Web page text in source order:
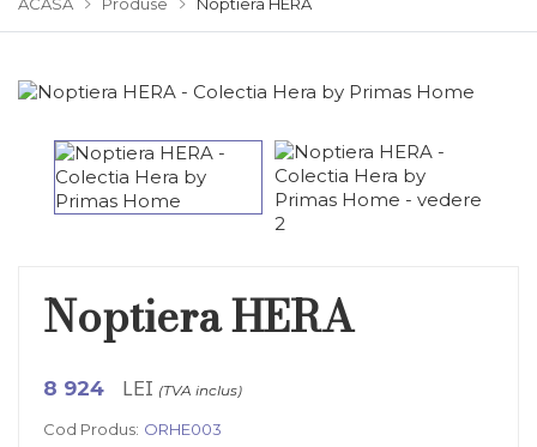
Noptiera HERA
8 924 LEI (TVA inclus)
Cod Produs: ORHE003